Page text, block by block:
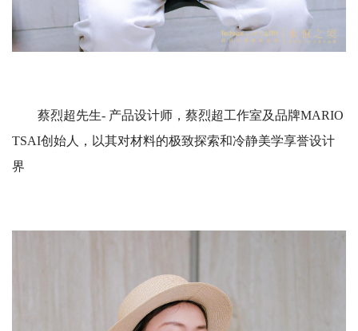
蔡烈超先生- 产品设计师，蔡烈超工作室及品牌MARIO
TSAI创始人，以其对材料的极致探索和冷静美学享誉设计
界